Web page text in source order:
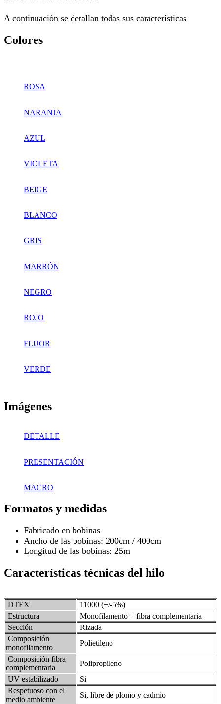
A continuación se detallan todas sus características
Colores
ROSA
NARANJA
AZUL
VIOLETA
BEIGE
BLANCO
GRIS
MARRÓN
NEGRO
ROJO
FLUOR
VERDE
Imágenes
DETALLE
PRESENTACIÓN
MACRO
Formatos y medidas
Fabricado en bobinas
Ancho de las bobinas: 200cm / 400cm
Longitud de las bobinas: 25m
Características técnicas del hilo
DTEX
11000 (+/-5%)
Estructura
Monofilamento + fibra complementaria
Sección
Rizada
Composición
monofilamento
Polietileno
Composición fibra
complementaria
Polipropileno
UV estabilizado
Si
Respetuoso con el
medio ambiente
Si, libre de plomo y cadmio